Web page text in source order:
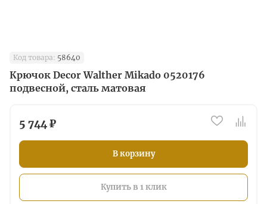
Код товара: 58640
Крючок Decor Walther Mikado 0520176
подвесной, сталь матовая
5 744 ₽
В корзину
Купить в 1 клик